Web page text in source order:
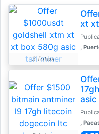
3 fotos
xt
,
asic
,